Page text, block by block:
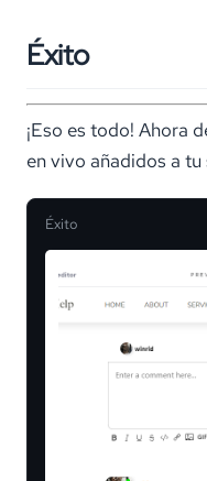
Éxito
¡Eso es todo! Ahora
en vivo añadidos a
Éxito